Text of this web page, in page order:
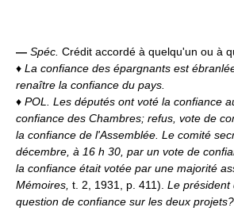
— Spéc. Crédit accordé à quelqu'un ou à
♦ La confiance des épargnants est
renaître la confiance du pays.
♦ POL. Les députés ont voté la confiance
confiance des Chambres; refus, vote de
la confiance de l'Assemblée. Le comité
décembre, à 16 h 30, par un vote de
la confiance était votée par une majorité
Mémoires, t. 2, 1931, p. 411). Le président
question de confiance sur les deux projets?